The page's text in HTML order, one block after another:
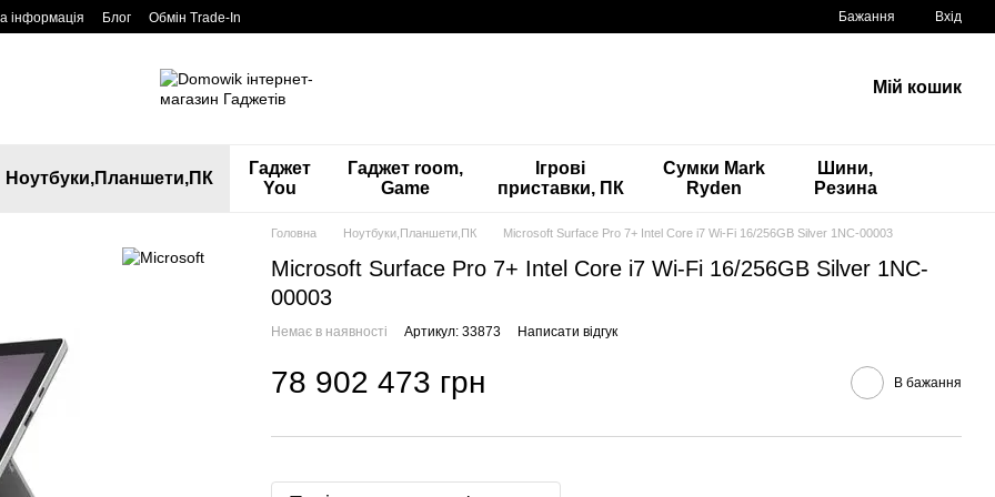
інформація Блог Обмін Trade-In Бажання Вхід
Мій кошик
Ноутбуки,Планшети,ПК
Гаджет
You
Гаджет room,
Game
Ігрові
приставки, ПК
Сумки Mark
Ryden
Шини,
Резина
Головна Ноутбуки,Планшети,ПК Microsoft Surface Pro 7+ Intel Core i7 Wi-Fi 16/256GB Silver 1NC-00003
Microsoft Surface Pro 7+ Intel Core i7 Wi-Fi 16/256GB Silver 1NC-
00003
Немає в наявності Артикул: 33873 Написати відгук
78 902 473 грн В бажання